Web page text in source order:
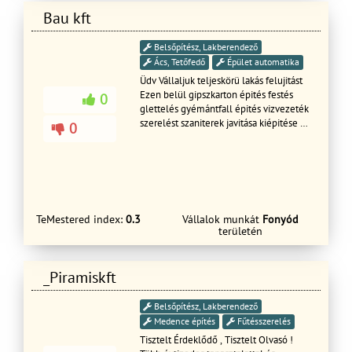
Bau kft
0
0
Belsőpítész, Lakberendező
Ács, Tetőfedő
Épület automatika
Üdv Vállaljuk teljeskörü lakás felujitást
Ezen belül gipszkarton épités festés
glettelés gyémántfall épités vizvezeték
szerelést szaniterek javitása kiépitése
TeMestered index: 0.3 Vállalok munkát Fonyód
területén
_Piramiskft
Belsőpítész, Lakberendező
Medence építés
Fűtésszerelés
Tisztelt Érdeklődő , Tisztelt Olvasó !